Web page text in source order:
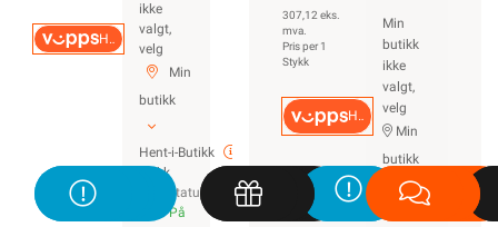
Hurtigkasse
ikke
valgt,
velg
Min
butikk
Hent-i-Butikk
Sjekk
lagerstatus
På
307,12 eks.
mva.
Pris per 1
Stykk
Hurtigkasse
Min
butikk
ikke
valgt,
velg
Min
butikk